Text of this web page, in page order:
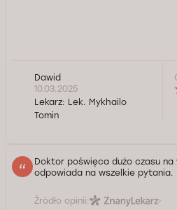
Dawid
10.03.2025
Lekarz: Lek. Mykhailo
Tomin
Doktor poświęca dużo czasu
odpowiada na wszelkie pytania.
Źródło opinii: